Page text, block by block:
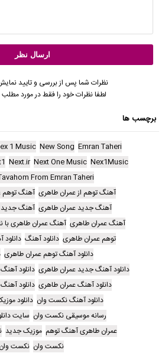
نظرات شما پس از بررسی و تایید
لطفا نظرات خود را فقط در مورد مطلب
برچسب ها
Emran Taheri
New Song
1 Music
Nex1Music
Next One Music
Next.ir
From Emran Taheri
آهنگ توهم از عمران طاهری آهنگ توهم
آهنگ جدید عمران طاهری آهنگ جدید
آهنگ عمران طاهری آهنگ عمران طاهری با
توهم عمران طاهری دانلود آهنگ
دانلود آهنگ توهم عمران طاهری
دانلود آهنگ جدید عمران طاهری دانلود
دانلود آهنگ عمران طاهری دانلود
دانلود آهنگ نکست وان دانلود
رسانه موسیقی نکست وان سایت
عمران طاهری آهنگ توهم موزیک جدید
نکست وان نکست